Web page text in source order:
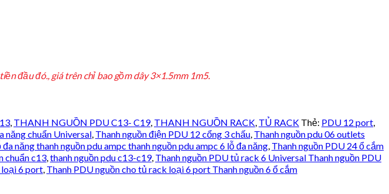
đầu đó., giá trên chỉ bao gồm dây 3×1.5mm 1m5.
, THANH NGUỒN PDU C13- C19, THANH NGUỒN RACK, TỦ RACK Thẻ: PDU 12 port,
năng chuẩn Universal, Thanh nguồn điện PDU 12 cổng 3 chấu, Thanh nguồn pdu 06 outlets
năng thanh nguồn pdu ampc thanh nguồn pdu ampc 6 lỗ đa năng, Thanh nguồn PDU 24 ổ cắm
chuẩn c13,thanh nguồn pdu c13-c19, Thanh nguồn PDU tủ rack 6 Universal Thanh nguồn PDU
loại 6 port, Thanh PDU nguồn cho tủ rack loại 6 port Thanh nguồn 6 ổ cắm